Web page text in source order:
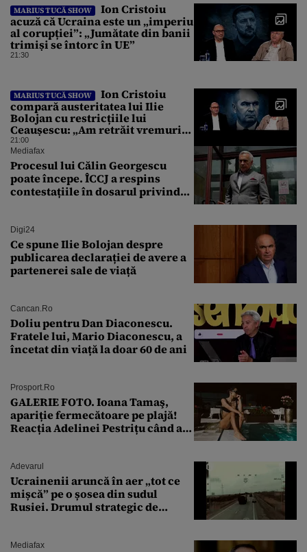
MARIUS TUCĂ SHOW
Ion Cristoiu
acuză că Ucraina este un „imperiu
al corupției”: „Jumătate din banii
trimiși se întorc în UE”
21:30
MARIUS TUCĂ SHOW
Ion Cristoiu
compară austeritatea lui Ilie
Bolojan cu restricțiile lui
Ceaușescu: „Am retrăit vremurile
tinereții”
21:00
Mediafax
Procesul lui Călin Georgescu
poate începe. ÎCCJ a respins
contestațiile în dosarul privind
Digi24
Ce spune Ilie Bolojan despre
publicarea declarației de avere a
partenerei sale de viață
Cancan.ro
Doliu pentru Dan Diaconescu.
Fratele lui, Mario Diaconescu, a
încetat din viață la doar 60 de ani
Prosport.ro
GALERIE FOTO. Ioana Tamaş,
apariție fermecătoare pe plajă!
Reacția Adelinei Pestrițu când a
Adevarul
Ucrainenii aruncă în aer „tot ce
mișcă” pe o șosea din sudul
Rusiei. Drumul strategic de
Mediafax